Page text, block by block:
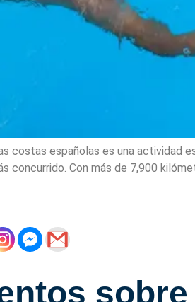
costas españolas es una actividad
concurrido. Con más de 7,900
sobre